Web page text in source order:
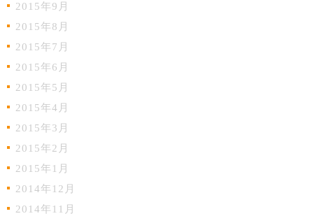
2015年9月
2015年8月
2015年7月
2015年6月
2015年5月
2015年4月
2015年3月
2015年2月
2015年1月
2014年12月
2014年11月